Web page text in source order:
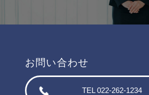
お問い合わせ
TEL 022-262-1234